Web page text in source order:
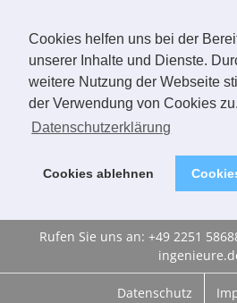
Cookies helfen uns bei der
unserer Inhalte und Dienste.
weitere Nutzung der Webseite
der Verwendung von Cookies zu.
Datenschutzerklärung
Cookies ablehnen
springen
Rufen Sie uns an: +49 2251
Datenschutz